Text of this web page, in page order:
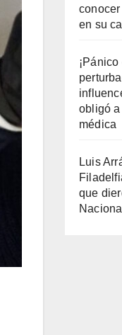
en su
¡Pánico
obligó
médica
Luis
que